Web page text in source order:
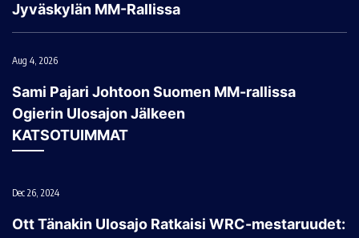
Jyväskylän MM-Rallissa
Aug 4, 2026
Sami Pajari Johtoon Suomen MM-rallissa
Ogierin Ulosajon Jälkeen
KATSOTUIMMAT
Dec 26, 2024
Ott Tänakin Ulosajo Ratkaisi WRC-mestaruudet: